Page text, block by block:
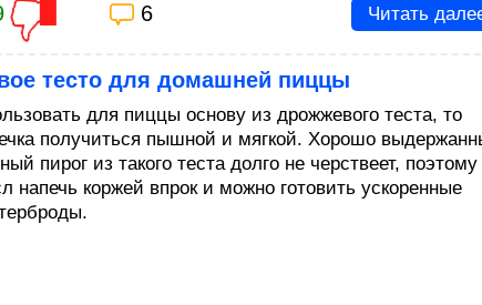
6 Читать
тесто для домашней пиццы
для пиццы основу из дрожжевого теста, то
получиться пышной и мягкой. Хорошо
пирог из такого теста долго не черствеет, поэтому
напечь коржей впрок и можно готовить ускоренные